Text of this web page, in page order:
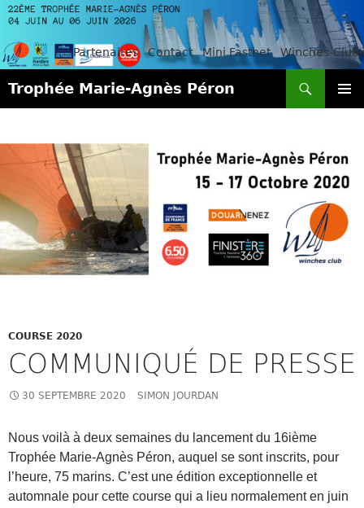
Partenaires Contact Mini Fastnet Winches-Club
Trophée Marie-Agnès Péron
COURSE 2020
COMMUNIQUÉ DE PRESSE
30 SEPTEMBRE 2020 SIMON JOURDAN
Nous voilà à deux semaines du lancement du 16ième
Trophée Marie-Agnès Péron, auquel se sont inscrits, pour
l’heure, 75 marins. C’est une édition exceptionnelle et
automnale pour cette course qui a lieu normalement en juin